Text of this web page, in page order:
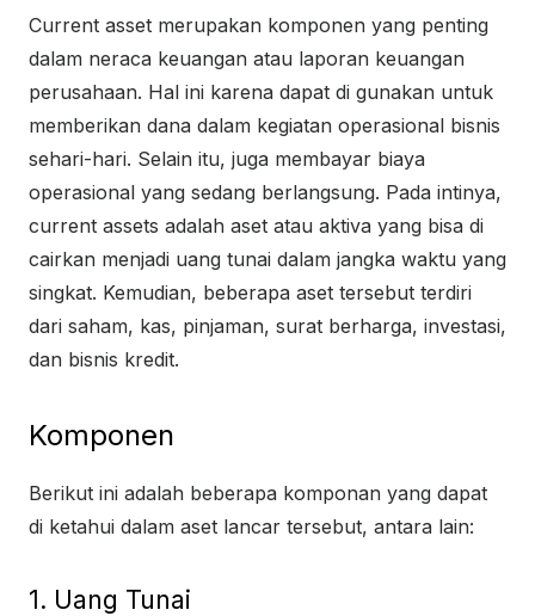
Current asset merupakan komponen yang penting
dalam neraca keuangan atau laporan keuangan
perusahaan. Hal ini karena dapat di gunakan untuk
memberikan dana dalam kegiatan operasional bisnis
sehari-hari. Selain itu, juga membayar biaya
operasional yang sedang berlangsung. Pada intinya,
current assets adalah aset atau aktiva yang bisa di
cairkan menjadi uang tunai dalam jangka waktu yang
singkat. Kemudian, beberapa aset tersebut terdiri
dari saham, kas, pinjaman, surat berharga, investasi,
dan bisnis kredit.
Komponen
Berikut ini adalah beberapa komponan yang dapat
di ketahui dalam aset lancar tersebut, antara lain:
1. Uang Tunai